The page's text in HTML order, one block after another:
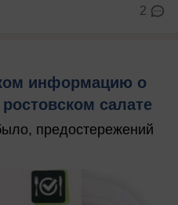
2
информацию о
салате
предостережений